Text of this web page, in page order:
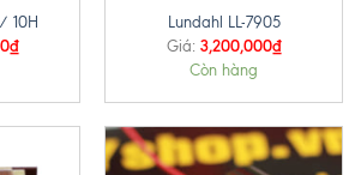
10H
₫
Lundahl LL-7905
Giá: 3,200,000₫
Còn hàng